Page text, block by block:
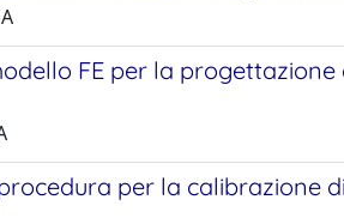
FE per la
per la calibrazione